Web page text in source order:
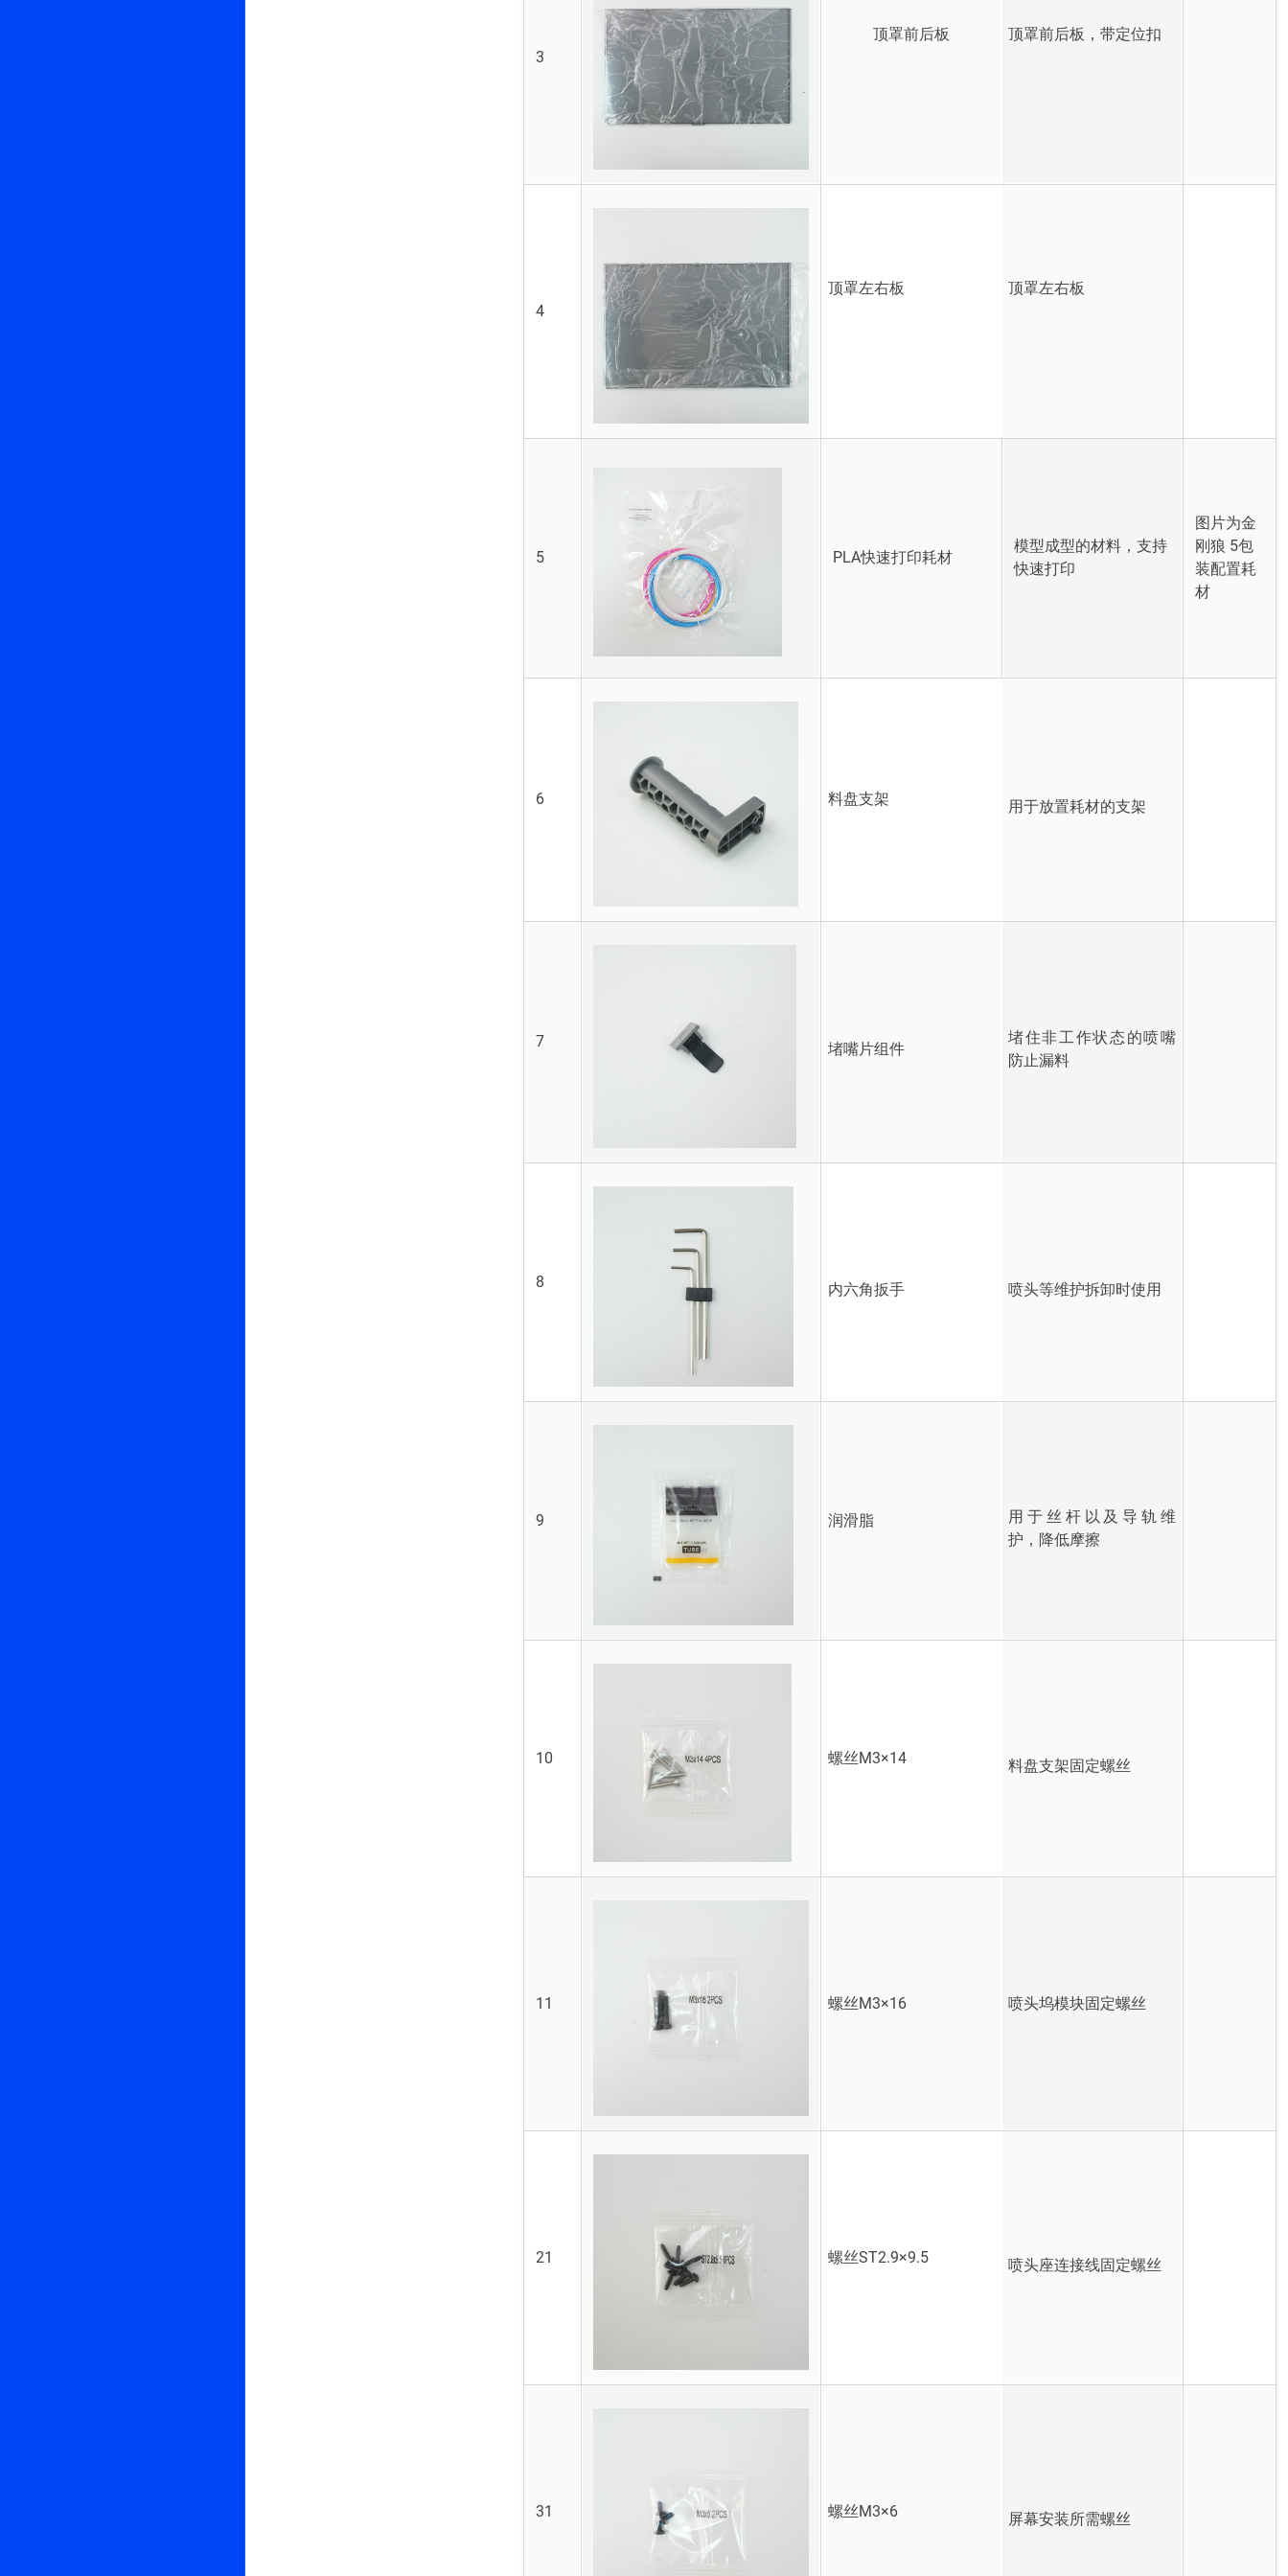
3
顶罩前后板 顶罩前后板，带定位扣
4
顶罩左右板 顶罩左右板
5 PLA快速打印耗材
模型成型的材料，支持
快速打印
图片为金
刚狼 5包
装配置耗
材
6 料盘支架 用于放置耗材的支架
7 堵嘴片组件
堵住非工作状态的喷嘴
防止漏料
8 内六角扳手 喷头等维护拆卸时使用
9 润滑脂
用于丝杆以及导轨维
护，降低摩擦
10 螺丝M3×14 料盘支架固定螺丝
11 螺丝M3×16 喷头坞模块固定螺丝
21 螺丝ST2.9×9.5 喷头座连接线固定螺丝
31 螺丝M3×6 屏幕安装所需螺丝